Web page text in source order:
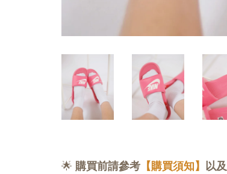
🌟 購買前請參考 【購買須知】 以及